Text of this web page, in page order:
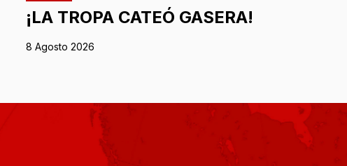
¡LA TROPA CATEÓ GASERA!
8 Agosto 2026